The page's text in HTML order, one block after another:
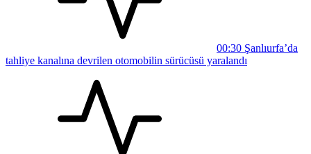
00:30 Şanlıurfa’da
tahliye kanalına devrilen otomobilin sürücüsü yaralandı